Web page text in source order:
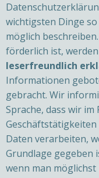
wichtigsten Dinge
möglich
förderlich ist,
leserfreundlich
Informationen
gebracht. Wir
Sprache, dass wir
Daten verarbeiten,
Grundlage gegeben
wenn man